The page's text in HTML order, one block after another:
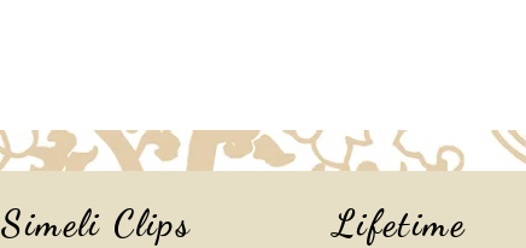
Simeli Clips Lifetime